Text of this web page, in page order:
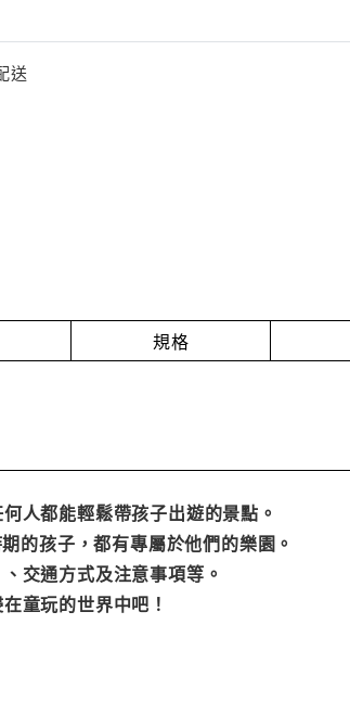
送
規格
人都能輕鬆帶孩子出遊的景點。
的孩子，都有專屬於他們的樂園。
交通方式及注意事項等。
童玩的世界中吧！